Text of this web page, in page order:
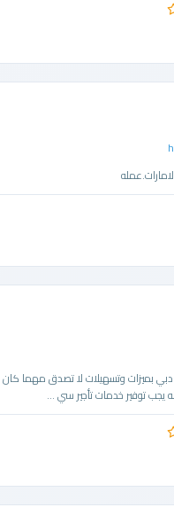
بميزات وتسهيلات لا تصدق مهما كان
توفير خدمات تأجير سي ...